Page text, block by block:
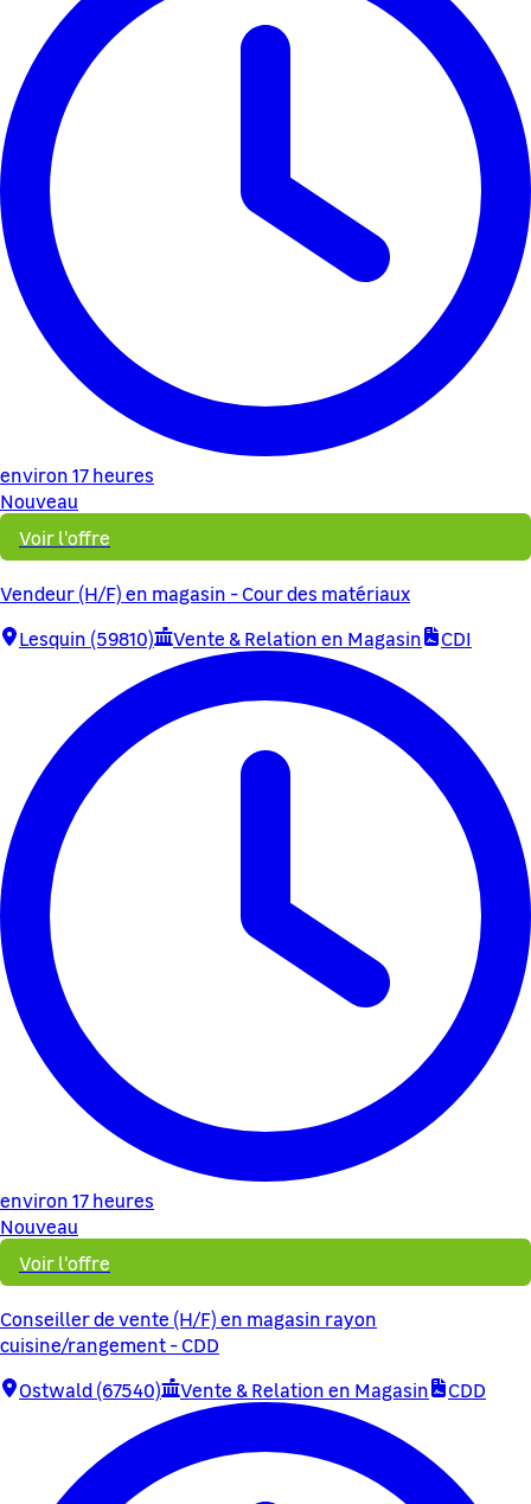
environ 17 heures
Nouveau
Voir l'offre
Vendeur (H/F) en magasin - Cour des matériaux
Lesquin (59810)
Vente & Relation en Magasin CDI
environ 17 heures
Nouveau
Voir l'offre
Conseiller de vente (H/F) en magasin rayon
cuisine/rangement - CDD
Ostwald (67540)
Vente & Relation en Magasin CDD